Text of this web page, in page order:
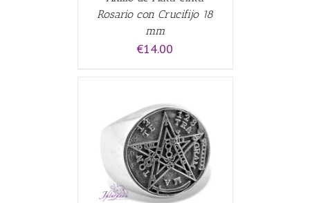
Rosario con Crucifijo 18
mm
€14.00